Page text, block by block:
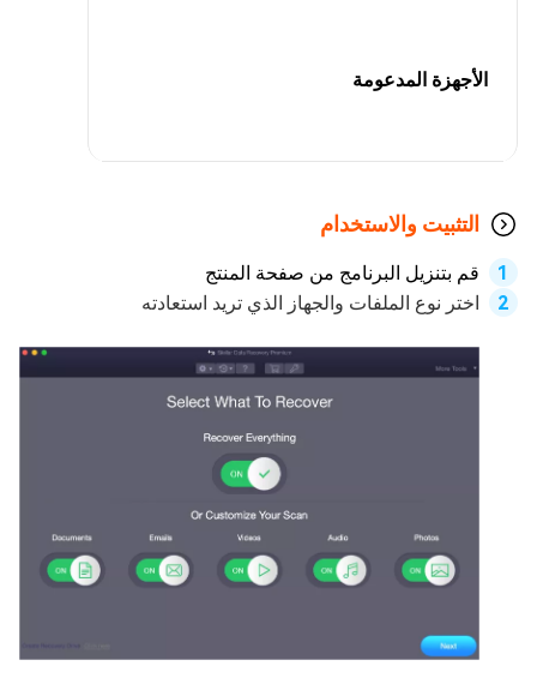
الأجهزة المدعومة
التثبيت والاستخدام
قم بتنزيل البرنامج من صفحة المنتج
اختر نوع الملفات والجهاز الذي تريد استعادته